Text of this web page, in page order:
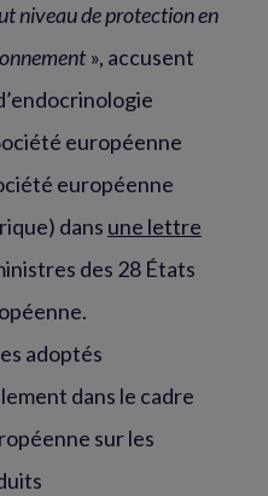
niveau de protection en
», accusent
européenne
européenne
dans une lettre
des 28 États
adoptés
dans le cadre
sur les